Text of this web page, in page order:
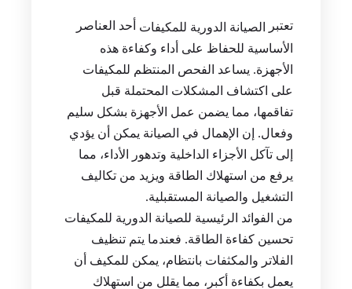
تعتبر الصيانة الدورية للمكيفات أحد العناصر
الأساسية للحفاظ على أداء وكفاءة هذه
الأجهزة. يساعد الفحص المنتظم للمكيفات
على اكتشاف المشكلات المحتملة قبل
تفاقمها، مما يضمن عمل الأجهزة بشكل سليم
وفعال. إن الإهمال في الصيانة يمكن أن يؤدي
إلى تآكل الأجزاء الداخلية وتدهور الأداء، مما
يرفع من استهلاك الطاقة ويزيد من تكاليف
التشغيل والصيانة المستقبلية.
من الفوائد الرئيسية للصيانة الدورية للمكيفات
تحسين كفاءة الطاقة. فعندما يتم تنظيف
الفلاتر والمكثفات بانتظام، يمكن للمكيف أن
يعمل بكفاءة أكبر، مما يقلل من استهلاك